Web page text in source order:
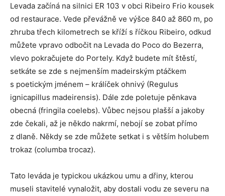
Levada začíná na silnici ER 103 v obci Ribeiro Frio kousek
od restaurace. Vede převážně ve výšce 840 až 860 m, po
zhruba třech kilometrech se kříží s říčkou Ribeiro, odkud
můžete vpravo odbočit na Levada do Poco do Bezerra,
vlevo pokračujete do Portely. Když budete mít štěstí,
setkáte se zde s nejmenším madeirským ptáčkem
s poetickým jménem – králíček ohnivý (Regulus
ignicapillus madeirensis). Dále zde poletuje pěnkava
obecná (fringila coelebs). Vůbec nejsou plašší a jakoby
zde čekali, až je někdo nakrmí, nebojí se zobat přímo
z dlaně. Někdy se zde můžete setkat i s větším holubem
trokaz (columba trocaz).
Tato leváda je typickou ukázkou umu a dřiny, kterou
museli stavitelé vynaložit, aby dostali vodu ze severu na